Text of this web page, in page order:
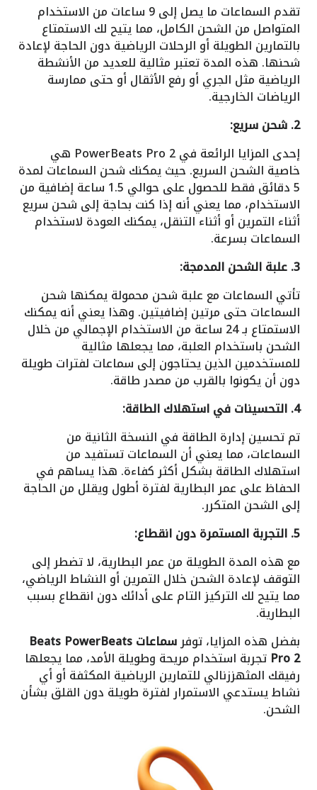
تقدم السماعات ما يصل إلى 9 ساعات من الاستخدام
المتواصل من الشحن الكامل، مما يتيح لك الاستمتاع
بالتمارين الطويلة أو الرحلات الرياضية دون الحاجة لإعادة
شحنها. هذه المدة تعتبر مثالية للعديد من الأنشطة
الرياضية مثل الجري أو رفع الأثقال أو حتى ممارسة
الرياضات الخارجية.
2. شحن سريع:
إحدى المزايا الرائعة في PowerBeats Pro 2 هي
خاصية الشحن السريع. حيث يمكنك شحن السماعات لمدة
5 دقائق فقط للحصول على حوالي 1.5 ساعة إضافية من
الاستخدام، مما يعني أنه إذا كنت بحاجة إلى شحن سريع
أثناء التمرين أو أثناء التنقل، يمكنك العودة لاستخدام
السماعات بسرعة.
3. علبة الشحن المدمجة:
تأتي السماعات مع علبة شحن محمولة يمكنها شحن
السماعات حتى مرتين إضافيتين. وهذا يعني أنه يمكنك
الاستمتاع بـ 24 ساعة من الاستخدام الإجمالي من خلال
الشحن باستخدام العلبة، مما يجعلها مثالية
للمستخدمين الذين يحتاجون إلى سماعات لفترات طويلة
دون أن يكونوا بالقرب من مصدر طاقة.
4. التحسينات في استهلاك الطاقة:
تم تحسين إدارة الطاقة في النسخة الثانية من
السماعات، مما يعني أن السماعات تستفيد من
استهلاك الطاقة بشكل أكثر كفاءة. هذا يساهم في
الحفاظ على عمر البطارية لفترة أطول ويقلل من الحاجة
إلى الشحن المتكرر.
5. التجربة المستمرة دون انقطاع:
مع هذه المدة الطويلة من عمر البطارية، لا تضطر إلى
التوقف لإعادة الشحن خلال التمرين أو النشاط الرياضي،
مما يتيح لك التركيز التام على أدائك دون انقطاع بسبب
البطارية.
بفضل هذه المزايا، توفر
سماعات Beats PowerBeats
Pro 2 تجربة استخدام مريحة وطويلة الأمد، مما يجعلها
رفيقك المثهززنالي للتمارين الرياضية المكثفة أو أي
نشاط يستدعي الاستمرار لفترة طويلة دون القلق بشأن
الشحن.